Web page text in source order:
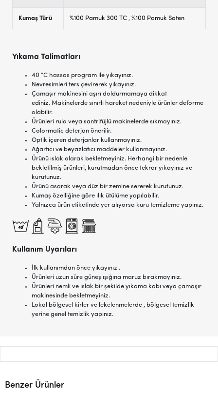
Kumaş Türü %100 Pamuk 300 TC , %100 Pamuk Saten
Yıkama Talimatları
40 °C hassas program ile yıkayınız.
Nevresimleri ters çevirerek yıkayınız.
Çamaşır makinesini aşırı doldurmamaya dikkat
ediniz. Makinelerde sınırlı hareket nedeniyle ürünler deforme
olabilir.
Ürünleri rulo veya santrifüjlü makinelerde sıkmayınız.
Colormatic deterjan önerilir.
Optik içeren deterjanlar kullanmayınız.
Ağartıcı ve beyazlatıcı maddeler kullanmayınız.
Ürünü ıslak olarak bekletmeyiniz. Herhangi bir nedenle
bekletilmiş ürünleri, kurutmadan önce tekrar yıkayınız ve
kurutunuz.
Ürünü asarak veya düz bir zemine sererek kurutunuz.
Kumaş özelliğine göre ılık ütülüme yapılabilir.
Yalnızca ürün etiketinde yer alıyorsa kuru temizleme yapınız.
Kullanım Uyarıları
İlk kullanımdan önce yıkayınız .
Ürünleri uzun süre güneş ışığına maruz bırakmayınız.
Ürünleri nemli ve ıslak bir şekilde yıkama kabı veya çamaşır
makinesinde bekletmeyiniz.
Lokal bölgesel kirler ve lekelenmelerde , bölgesel temizlik
yerine genel temizlik yapınız.
Benzer Ürünler